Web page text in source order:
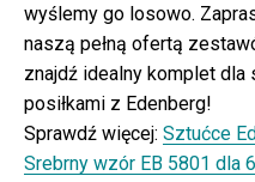
wyślemy go losowo.
naszą pełną ofertą
znajdź idealny komplet
posiłkami z Edenberg!
Sprawdź więcej: Sztućce
Srebrny wzór EB 5801 dla